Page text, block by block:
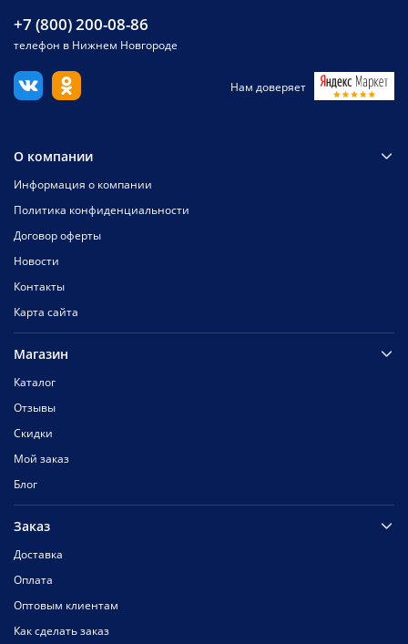
+7 (800) 200-08-86
телефон в Нижнем Новгороде
Нам доверяет
О компании
Информация о компании
Политика конфиденциальности
Договор оферты
Новости
Контакты
Карта сайта
Магазин
Каталог
Отзывы
Скидки
Мой заказ
Блог
Заказ
Доставка
Оплата
Оптовым клиентам
Как сделать заказ